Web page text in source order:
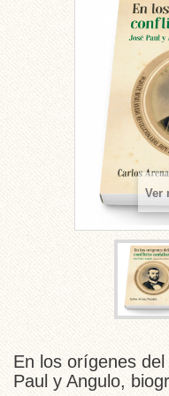
Ver
En los orígenes
Paul y Angulo,